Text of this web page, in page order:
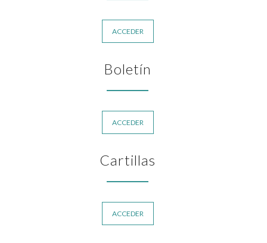
ACCEDER
Boletín
ACCEDER
Cartillas
ACCEDER